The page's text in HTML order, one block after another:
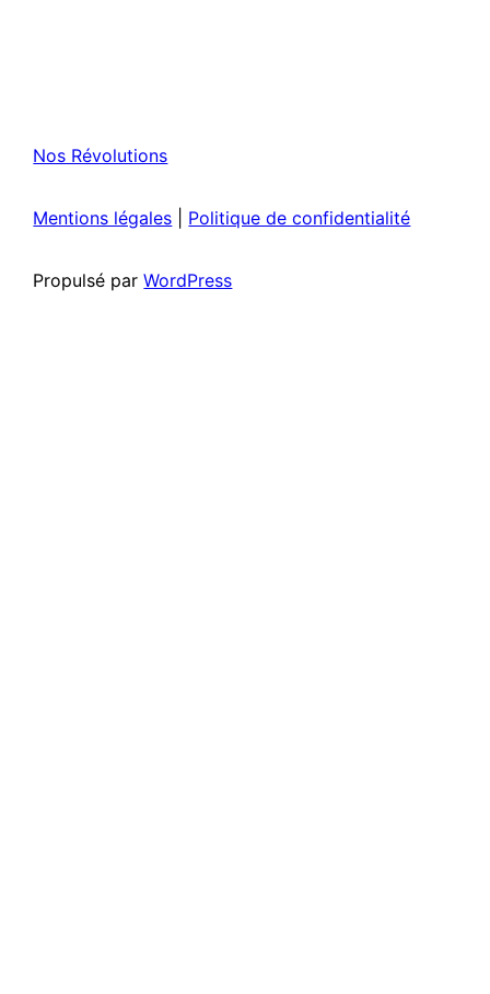
Nos Révolutions
Mentions légales Politique de confidentialité
Propulsé parWordPress